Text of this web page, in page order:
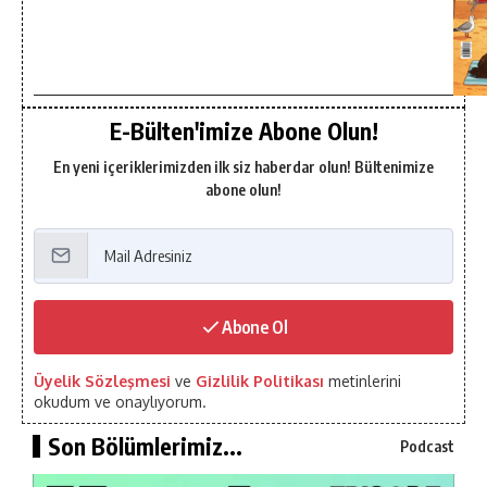
E-Bülten'imize Abone Olun!
En yeni içeriklerimizden ilk siz haberdar olun! Bültenimize
abone olun!
Abone Ol
Üyelik Sözleşmesi ve Gizlilik Politikası metinlerini
okudum ve onaylıyorum.
Son Bölümlerimiz... Podcast